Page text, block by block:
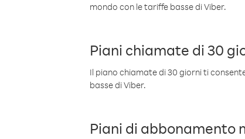
mondo con le tariffe basse di Viber.
Piani chiamate di 30
Il piano chiamate di 30 giorni ti
basse di Viber.
Piani di abbonamento